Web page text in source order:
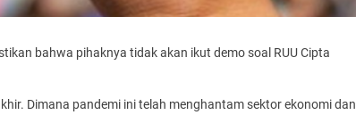
bahwa pihaknya tidak akan ikut demo soal RUU Cipta
Dimana pandemi ini telah menghantam sektor ekonomi dan